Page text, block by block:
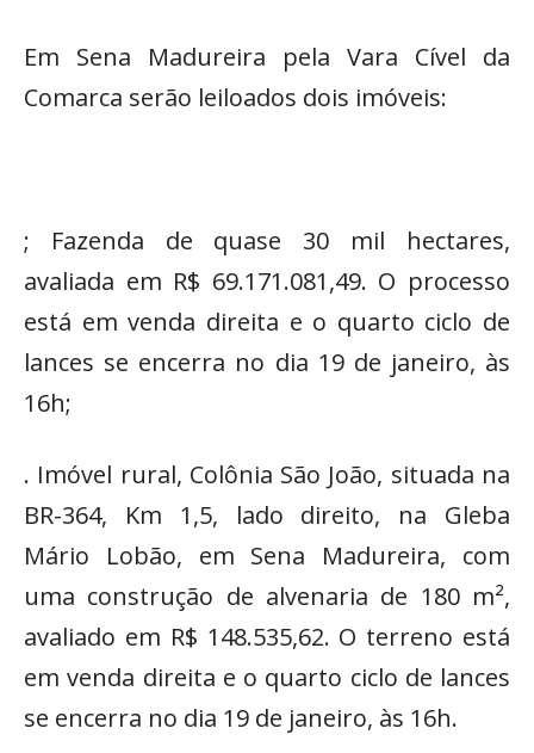
Em Sena Madureira pela Vara Cível da
Comarca serão leiloados dois imóveis:
; Fazenda de quase 30 mil hectares,
avaliada em R$ 69.171.081,49. O processo
está em venda direita e o quarto ciclo de
lances se encerra no dia 19 de janeiro, às
16h;
. Imóvel rural, Colônia São João, situada na
BR-364, Km 1,5, lado direito, na Gleba
Mário Lobão, em Sena Madureira, com
uma construção de alvenaria de 180 m²,
avaliado em R$ 148.535,62. O terreno está
em venda direita e o quarto ciclo de lances
se encerra no dia 19 de janeiro, às 16h.